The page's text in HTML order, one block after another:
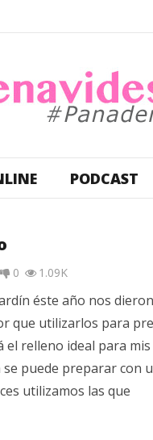
PODCAST
0 1.09K
éste año nos
que utilizarlos para
el relleno ideal para
puede preparar con
utilizamos las que